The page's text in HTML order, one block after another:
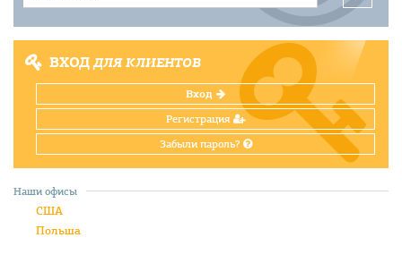
ВХОДДЛЯ КЛИЕНТОВ
Вход
Регистрация
Забыли пароль?
Наши офисы
США
Польша